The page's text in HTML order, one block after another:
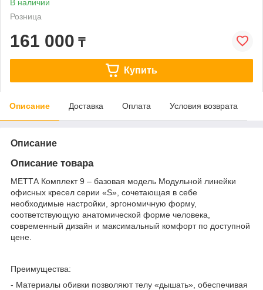
В наличии
Розница
161 000 ₸
Купить
Описание Доставка Оплата Условия возврата
Описание
Описание товара
МЕТТА Комплект 9 – базовая модель Модульной линейки
офисных кресел серии «S», сочетающая в себе
необходимые настройки, эргономичную форму,
соответствующую анатомической форме человека,
современный дизайн и максимальный комфорт по доступной
цене.
Преимущества:
- Материалы обивки позволяют телу «дышать», обеспечивая